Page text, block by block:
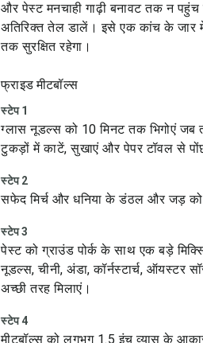
और पेस्ट मनचाही गाढ़ी बनावट तक न
अतिरिक्त तेल डालें। इसे एक कांच के जार
तक सुरक्षित रहेगा।
फ्राइड मीटबॉल्स
स्टेप 1
ग्लास नूडल्स को 10 मिनट तक भिगोएं
टुकड़ों में काटें, सुखाएं और पेपर टॉवल से
स्टेप 2
सफेद मिर्च और धनिया के डंठल और जड़
स्टेप 3
पेस्ट को ग्राउंड पोर्क के साथ एक बड़े
नूडल्स, चीनी, अंडा, कॉर्नस्टार्च, ऑयस्टर
अच्छी तरह मिलाएं।
स्टेप 4
मीटबॉल्स को लगभग 1.5 इंच व्यास के